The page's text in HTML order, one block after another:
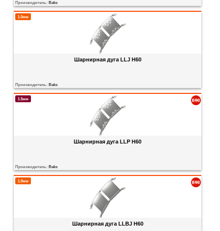
Производитель: Baks
1.0мм
Шарнирная дуга LLJ H60
Производитель: Baks
1.5мм
Шарнирная дуга LLP H60
Производитель: Baks
1.0мм
Шарнирная дуга LLBJ H60